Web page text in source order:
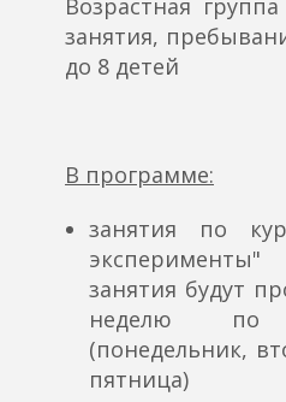
Возрастная
занятия,
до 8 детей
В программе:
занятия по
занятия будут
неделю
(понедельник,
пятница)